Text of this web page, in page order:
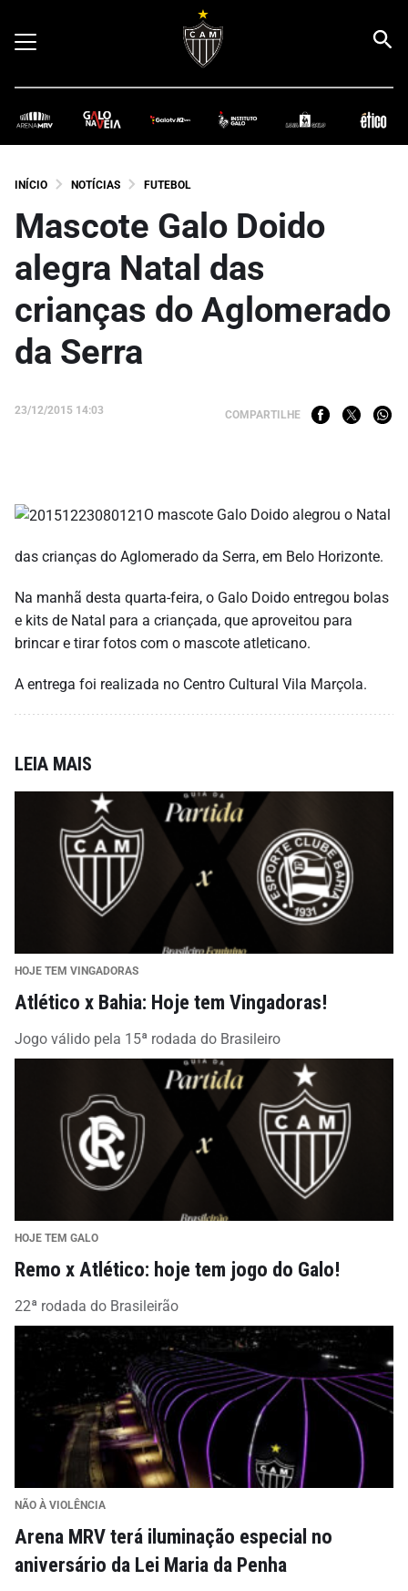
INÍCIO NOTÍCIAS FUTEBOL
Mascote Galo Doido
alegra Natal das
crianças do Aglomerado
da Serra
23/12/2015 14:03 COMPARTILHE
O mascote Galo Doido alegrou o Natal
das crianças do Aglomerado da Serra, em Belo Horizonte.
Na manhã desta quarta-feira, o Galo Doido entregou bolas
e kits de Natal para a criançada, que aproveitou para
brincar e tirar fotos com o mascote atleticano.
A entrega foi realizada no Centro Cultural Vila Marçola.
LEIA MAIS
HOJE TEM VINGADORAS
Atlético x Bahia: Hoje tem Vingadoras!
Jogo válido pela 15ª rodada do Brasileiro
HOJE TEM GALO
Remo x Atlético: hoje tem jogo do Galo!
22ª rodada do Brasileirão
NÃO À VIOLÊNCIA
Arena MRV terá iluminação especial no
aniversário da Lei Maria da Penha